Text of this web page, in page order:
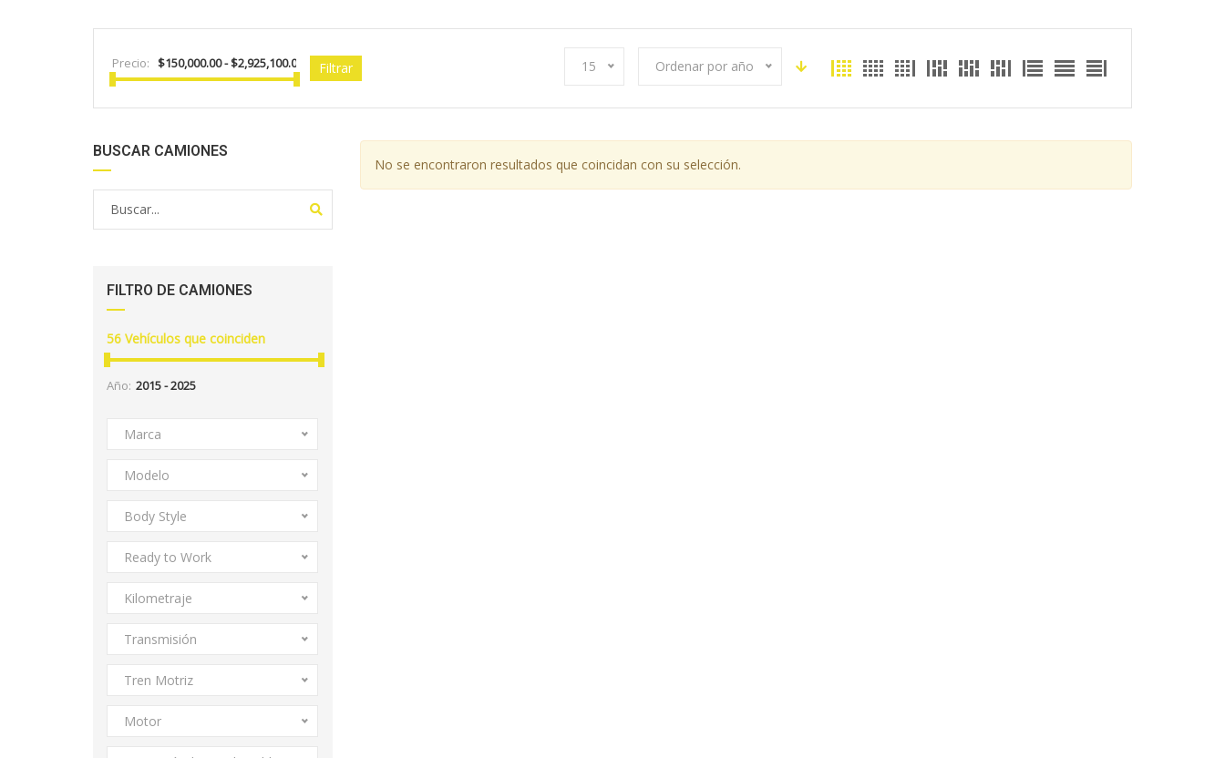
Precio: Filtrar 15 Ordenar por año
BUSCAR CAMIONES
FILTRO DE CAMIONES
56 Vehículos que coinciden
Año:
Marca
Modelo
Body Style
Ready to Work
Kilometraje
Transmisión
Tren Motriz
Motor
No se encontraron resultados que coincidan con su selección.